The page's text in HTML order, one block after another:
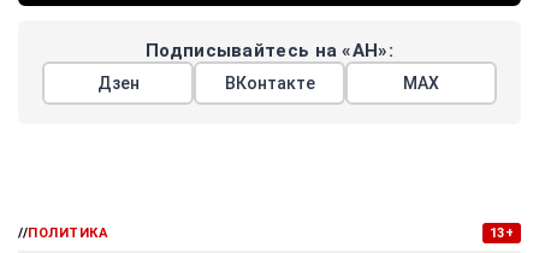
Подписывайтесь на «АН»:
Дзен ВКонтакте МАХ
//ПОЛИТИКА 13+